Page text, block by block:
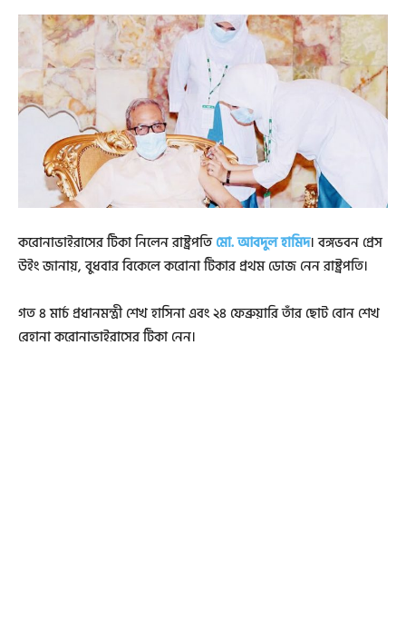
করোনাভাইরাসের টিকা নিলেন রাষ্ট্রপতিমো. আবদুল হামিদ। বঙ্গভবন প্রেস
উইং জানায়, বুধবার বিকেলে করোনা টিকার প্রথম ডোজ নেন রাষ্ট্রপতি।
গত ৪ মার্চ প্রধানমন্ত্রী শেখ হাসিনা এবং ২৪ ফেব্রুয়ারি তাঁর ছোট বোন শেখ
রেহানা করোনাভাইরাসের টিকা নেন।